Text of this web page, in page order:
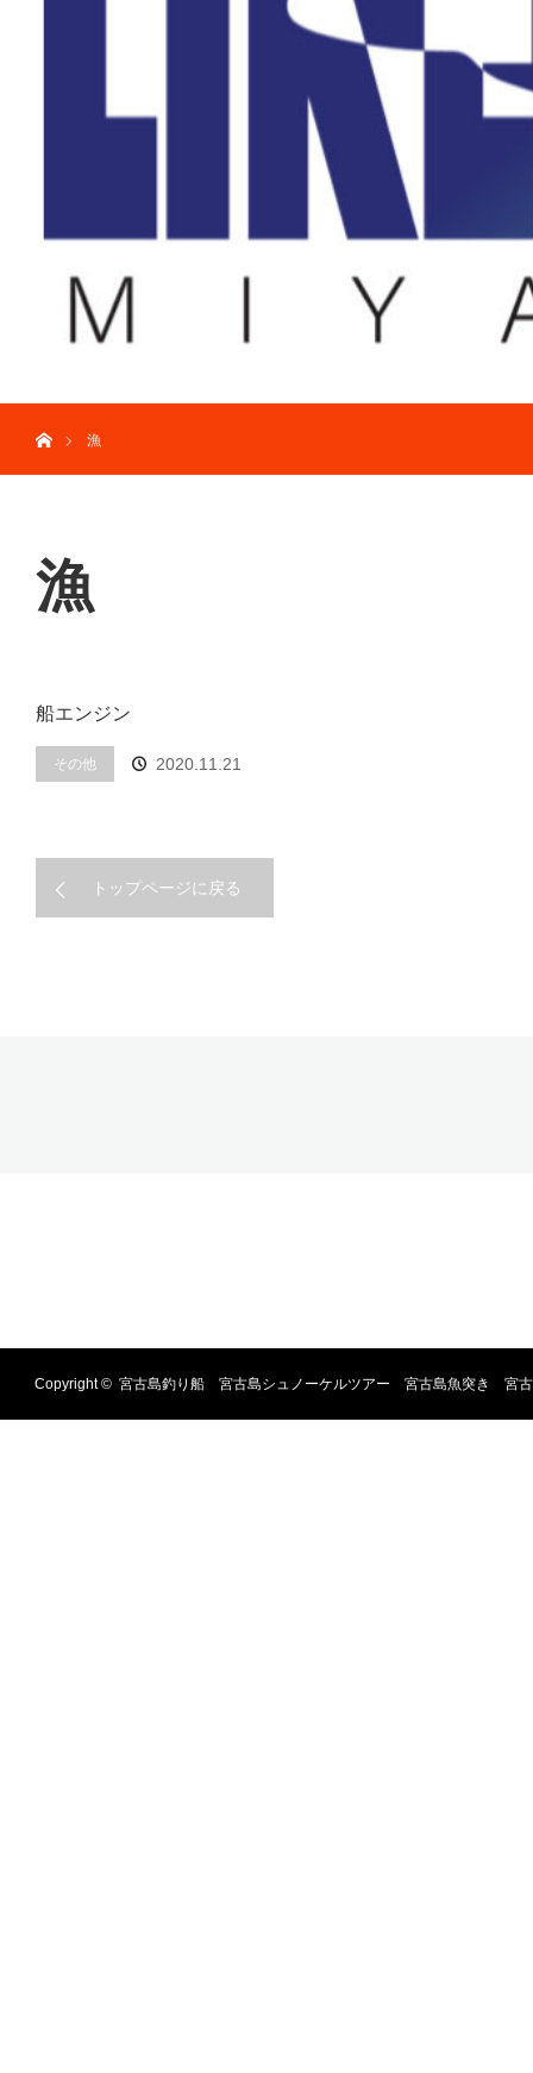
漁
漁
船エンジン
その他 2020.11.21
トップページに戻る
Copyright © 宮古島釣り船 宮古島シュノーケルツアー 宮古島魚突き 宮古